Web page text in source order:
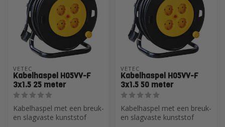
VETEC
Kabelhaspel H05VV-F
3x1.5 25 meter
Kabelhaspel met een breuk-
en slagvaste kunststof
VETEC
Kabelhaspel H05VV-F
3x1.5 50 meter
Kabelhaspel met een breuk-
en slagvaste kunststof